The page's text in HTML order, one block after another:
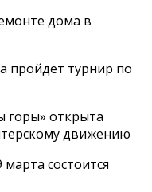
дома в
пройдет турнир по
горы» открыта
движению
состоится